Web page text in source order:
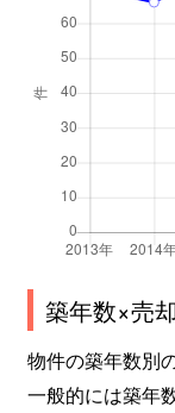
築年数×売
物件の築年数別
一般的には築年